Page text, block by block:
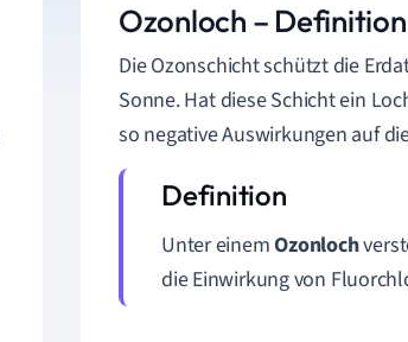
Ozonloch – Definition
Die Ozonschicht schützt die
Sonne. Hat diese Schicht ein
so negative Auswirkungen auf
Unter einemOzonloch
die Einwirkung von